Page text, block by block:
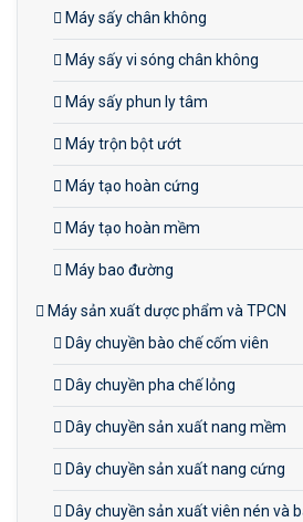
Máy sấy chân không
Máy sấy vi sóng chân không
Máy sấy phun ly tâm
Máy trộn bột ướt
Máy tạo hoàn cứng
Máy tạo hoàn mềm
Máy bao đường
Máy sản xuất dược phẩm và TPCN
Dây chuyền bào chế cốm viên
Dây chuyền pha chế lỏng
Dây chuyền sản xuất nang mềm
Dây chuyền sản xuất nang cứng
Dây chuyền sản xuất viên nén và